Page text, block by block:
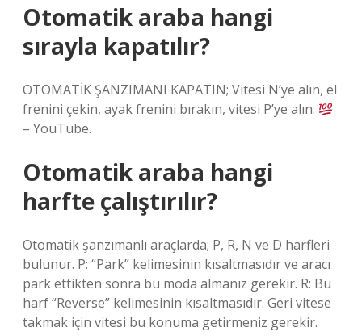
Otomatik araba hangi
sırayla kapatılır?
OTOMATİK ŞANZIMANI KAPATIN; Vitesi N’ye alın, el
frenini çekin, ayak frenini bırakın, vitesi P’ye alın.
– YouTube.
Otomatik araba hangi
harfte çalıştırılır?
Otomatik şanzımanlı araçlarda; P, R, N ve D harfleri
bulunur. P: “Park” kelimesinin kısaltmasıdır ve aracı
park ettikten sonra bu moda almanız gerekir. R: Bu
harf “Reverse” kelimesinin kısaltmasıdır. Geri vitese
takmak için vitesi bu konuma getirmeniz gerekir.